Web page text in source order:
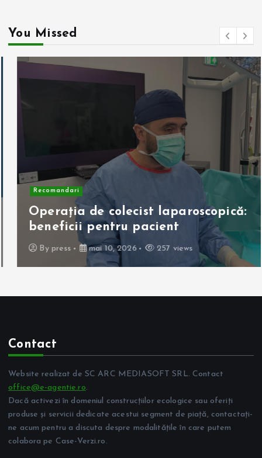
You Missed
Recomandari
Operația de colecist laparoscopică:
beneficii pentru pacient
Bypress mai 10, 2026 257 views
Contact
Website realizat de SC ARC MEDIASOFT SRL. Contact
office@e-agentie.ro.
Dacă activezi în domeniul construcțiilor ecologice sau oferiți
produse și servicii dedicate acestui segment de piață, contactați-
ne acum pentru a discuta despre modalitățile în care putem
colabora pe Case-Verzi.ro.